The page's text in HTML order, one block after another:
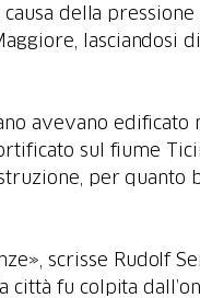
della pressione
lasciandosi
avevano edificato
sul fiume
per quanto
scrisse Rudolf
fu colpita